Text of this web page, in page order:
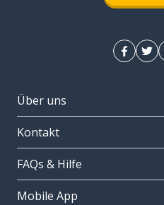
Über uns
Kontakt
FAQs & Hilfe
Mobile App